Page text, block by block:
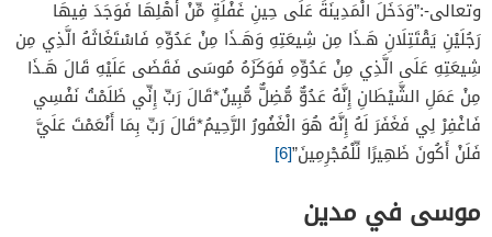
وتعالى-:”وَدَخَلَ الْمَدِينَةَ عَلَى حِينِ غَفْلَةٍ مِّنْ أَهْلِهَا فَوَجَدَ فِيهَا
رَجُلَيْنِ يَقْتَتِلَانِ هَـذَا مِن شِيعَتِهِ وَهَـذَا مِنْ عَدُوِّهِ فَاسْتَغَاثَهُ الَّذِي مِن
شِيعَتِهِ عَلَى الَّذِي مِنْ عَدُوِّهِ فَوَكَزَهُ مُوسَى فَقَضَى عَلَيْهِ قَالَ هَـذَا
مِنْ عَمَلِ الشَّيْطَانِ إِنَّهُ عَدُوٌّ مُّضِلٌّ مُّبِينٌ*قَالَ رَبِّ إِنِّي ظَلَمْتُ نَفْسِي
فَاغْفِرْ لِي فَغَفَرَ لَهُ إِنَّهُ هُوَ الْغَفُورُ الرَّحِيمُ*قَالَ رَبِّ بِمَا أَنْعَمْتَ عَلَيَّ
فَلَنْ أَكُونَ ظَهِيرًا لِّلْمُجْرِمِينَ”[6]
موسى في مدين